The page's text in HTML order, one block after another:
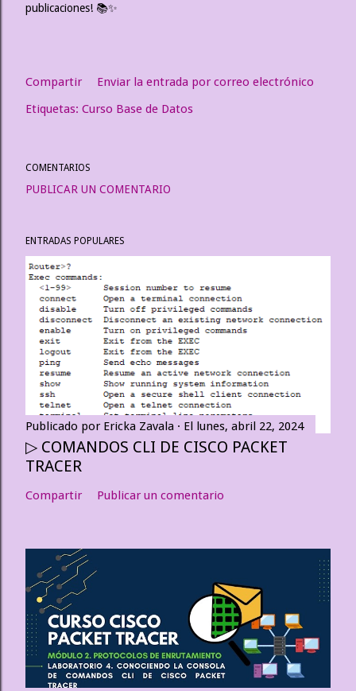
publicaciones! 📚✨
Compartir
Enviar la entrada por correo electrónico
Etiquetas: Curso Base de Datos
COMENTARIOS
PUBLICAR UN COMENTARIO
ENTRADAS POPULARES
Publicado por Ericka Zavala El lunes, abril 22, 2024
▷ COMANDOS CLI DE CISCO PACKET
TRACER
Compartir Publicar un comentario